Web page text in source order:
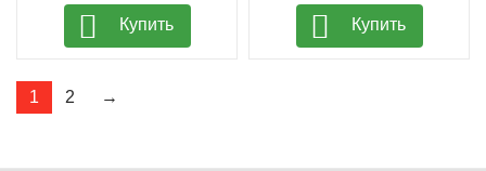
Купить Купить
1 2 →